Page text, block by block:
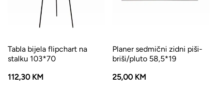
Tabla bijela flipchart na
stalku 103*70
112,30 KM
Planer sedmični zidni piši-
briši/pluto 58,5*19
25,00 KM